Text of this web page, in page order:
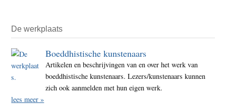
De werkplaats
Boeddhistische kunstenaars
Artikelen en beschrijvingen van en over het werk van
boeddhistische kunstenaars. Lezers/kunstenaars kunnen
zich ook aanmelden met hun eigen werk.
lees meer »